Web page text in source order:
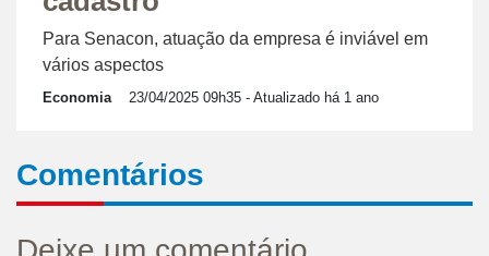
Para Senacon, atuação da empresa é inviável em
vários aspectos
Economia 23/04/2025 09h35 - Atualizado há 1 ano
Comentários